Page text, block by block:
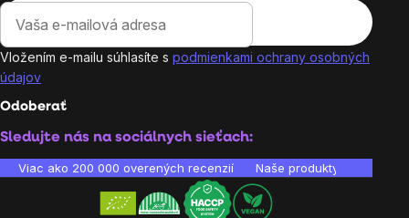
Vložením e-mailu súhlasíte s podmienkami ochrany osobných
údajov
Odoberať
Sledujte nás na sociálnych sieťach:
Viac ako 200 000 overených recenzií Naše produkty sú